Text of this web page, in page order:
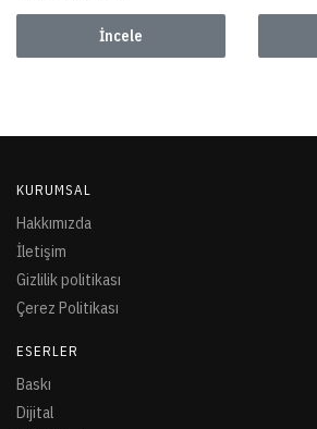
İncele
KURUMSAL
Hakkımızda
İletişim
Gizlilik politikası
Çerez Politikası
ESERLER
Baskı
Dijital